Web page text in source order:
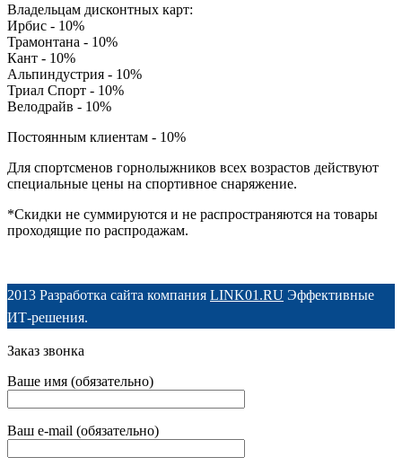
Владельцам дисконтных карт:
Ирбис - 10%
Трамонтана - 10%
Кант - 10%
Альпиндустрия - 10%
Триал Спорт - 10%
Велодрайв - 10%
Постоянным клиентам - 10%
Для спортсменов горнолыжников всех возрастов действуют
специальные цены на спортивное снаряжение.
*Скидки не суммируются и не распространяются на товары
проходящие по распродажам.
2013 Разработка сайта компания LINK01.RU Эффективные
ИТ-решения.
Заказ звонка
Ваше имя (обязательно)
Ваш e-mail (обязательно)